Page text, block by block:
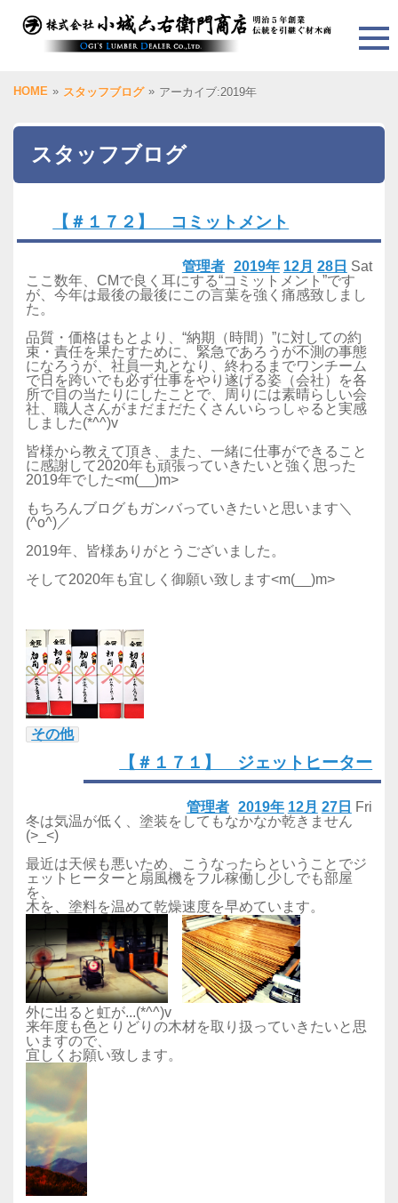
HOME » スタッフブログ » アーカイブ:2019年
スタッフブログ
【＃１７２】 コミットメント
2019年 12月 28日 Sat
管理者
ここ数年、CMで良く耳にする“コミットメント”です
が、今年は最後の最後にこの言葉を強く痛感致しまし
た。
品質・価格はもとより、“納期（時間）”に対しての約
束・責任を果たすために、緊急であろうが不測の事態
になろうが、社員一丸となり、終わるまでワンチーム
で日を跨いでも必ず仕事をやり遂げる姿（会社）を各
所で目の当たりにしたことで、周りには素晴らしい会
社、職人さんがまだまだたくさんいらっしゃると実感
しました(*^^)v
皆様から教えて頂き、また、一緒に仕事ができること
に感謝して2020年も頑張っていきたいと強く思った
2019年でした<m(__)m>
もちろんブログもガンバっていきたいと思います＼
(^o^)／
2019年、皆様ありがとうございました。
そして2020年も宜しく御願い致します<m(__)m>
その他
【＃１７１】 ジェットヒーター
2019年 12月 27日 Fri
管理者
冬は気温が低く、塗装をしてもなかなか乾きません
(>_<)
最近は天候も悪いため、こうなったらということでジ
ェットヒーターと扇風機をフル稼働し少しでも部屋
を、
木を、塗料を温めて乾燥速度を早めています。
外に出ると虹が...(*^^)v
来年度も色とりどりの木材を取り扱っていきたいと思
いますので、
宜しくお願い致します。